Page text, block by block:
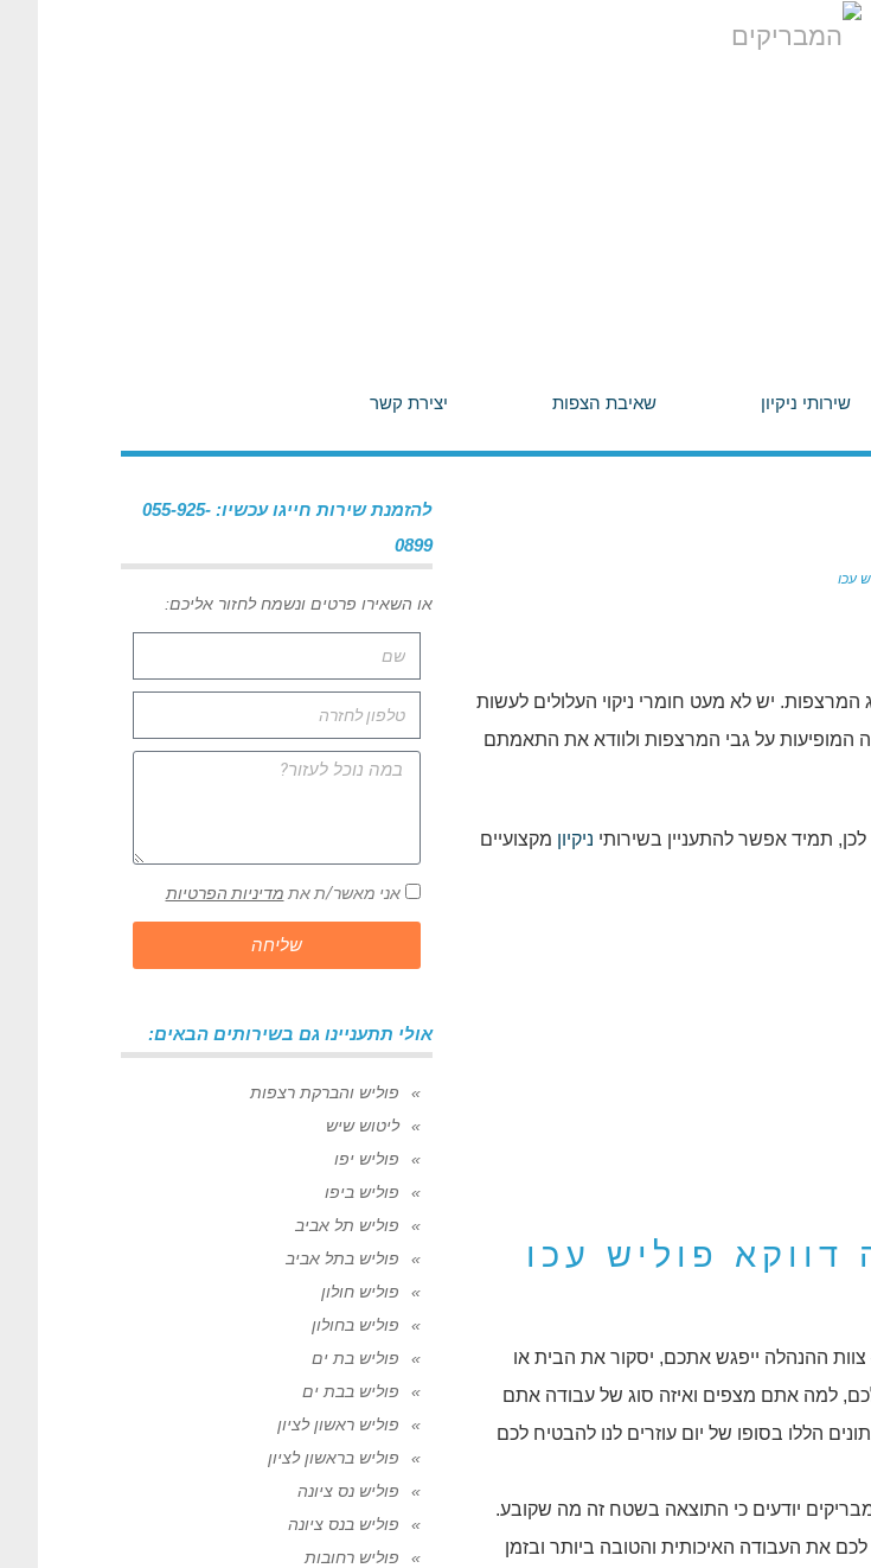
שירותי ניקיון שאיבת הצפות יצירת קשר
עכו
יש לא מעט חומרי ניקוי העלולים לעשות
המופיעות על גבי המרצפות ולוודא את התאמתם
תמיד אפשר להתעניין בשירותי ניקיון מקצועיים
דווקא פוליש עכו
ההנהלה ייפגש אתכם, יסקור את הבית או
למה אתם מצפים ואיזה סוג של עבודה אתם
הללו בסופו של יום עוזרים לנו להבטיח לכם
יודעים כי התוצאה בשטח זה מה שקובע.
את העבודה האיכותית והטובה ביותר ובזמן
להזמנת שירות חייגו עכשיו: 055-925-
0899
או השאירו פרטים ונשמח לחזור אליכם:
אני מאשר/ת את מדיניות הפרטיות
שליחה
אולי תתעניינו גם בשירותים הבאים:
פוליש והברקת רצפות
ליטוש שיש
פוליש יפו
פוליש ביפו
פוליש תל אביב
פוליש בתל אביב
פוליש חולון
פוליש בחולון
פוליש בת ים
פוליש בבת ים
פוליש ראשון לציון
פוליש בראשון לציון
פוליש נס ציונה
פוליש בנס ציונה
פוליש רחובות